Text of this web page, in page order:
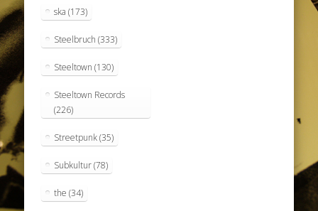
ska (173)
Steelbruch (333)
Steeltown (130)
Steeltown Records
(226)
Streetpunk(35)
Subkultur(78)
the (34)